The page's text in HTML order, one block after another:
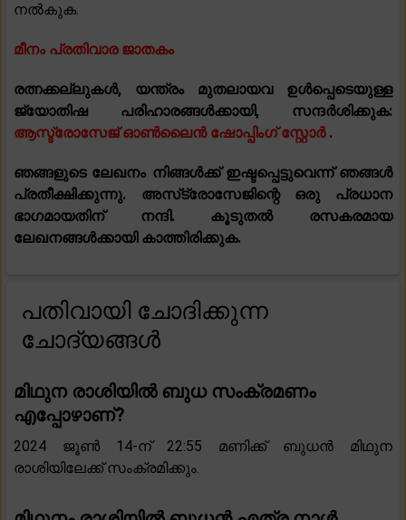
നൽകുക.
മീനം പ്രതിവാര ജാതകം
രത്നക്കല്ലുകൾ, യന്ത്രം മുതലായവ ഉൾപ്പെടെയുള്ള
ജ്യോതിഷ പരിഹാരങ്ങൾക്കായി, സന്ദർശിക്കുക:
ആസ്ട്രോസേജ് ഓൺലൈൻ ഷോപ്പിംഗ് സ്റ്റോർ .
ഞങ്ങളുടെ ലേഖനം നിങ്ങൾക്ക് ഇഷ്ടപ്പെട്ടുവെന്ന് ഞങ്ങൾ
പ്രതീക്ഷിക്കുന്നു. അസ്‌ട്രോസേജിന്റെ ഒരു പ്രധാന
ഭാഗമായതിന് നന്ദി. കൂടുതൽ രസകരമായ
ലേഖനങ്ങൾക്കായി കാത്തിരിക്കുക.
പതിവായി ചോദിക്കുന്ന
ചോദ്യങ്ങൾ
മിഥുന രാശിയിൽ ബുധ സംക്രമണം
എപ്പോഴാണ്?
2024 ജൂൺ 14-ന് 22:55 മണിക്ക് ബുധൻ മിഥുന
രാശിയിലേക്ക് സംക്രമിക്കും.